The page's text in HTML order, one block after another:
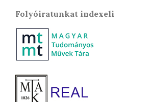
Folyóiratunkat indexeli